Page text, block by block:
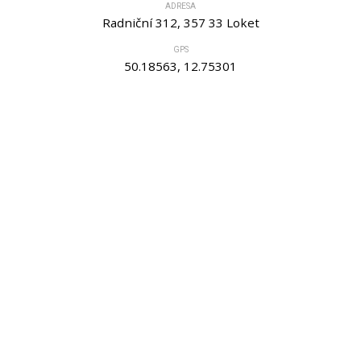
ADRESA
Radniční 312, 357 33 Loket
GPS
50.18563, 12.75301